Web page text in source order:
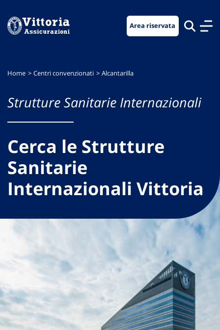
menu
contenuto
footer
Area riservata
Home Centri convenzionati Alcantarilla
Strutture Sanitarie Internazionali
Cerca le Strutture
Sanitarie
Internazionali Vittoria